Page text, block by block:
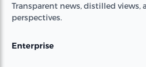
Transparent news, distilled views,
perspectives.
Enterprise